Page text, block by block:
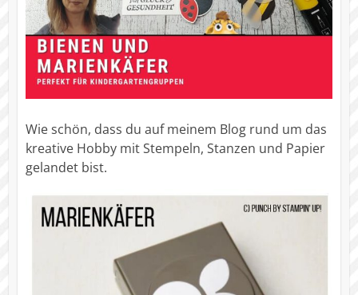
Wie schön, dass du auf meinem Blog rund um das
kreative Hobby mit Stempeln, Stanzen und Papier
gelandet bist.